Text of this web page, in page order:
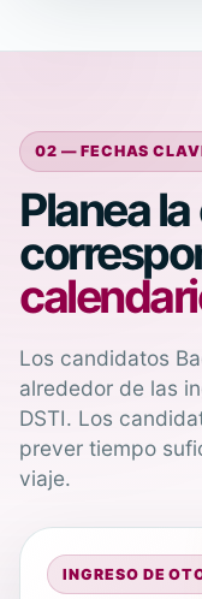
02 — FECHAS
Planea
Los candidatos
alrededor de las
DSTI. Los
prever tiempo
viaje.
INGRESO DE